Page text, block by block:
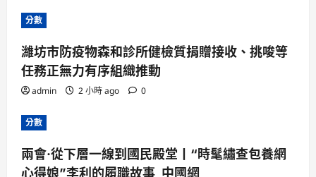
分數
濰坊市防疫物森和診所健檢質捐贈接收、挑唆等
任務正無力有序組織推動
admin 2 小時 ago 0
分數
兩會·從下層一線到國民殿堂丨“時髦繡查包養網
心得娘”李利的履職故事_中國網